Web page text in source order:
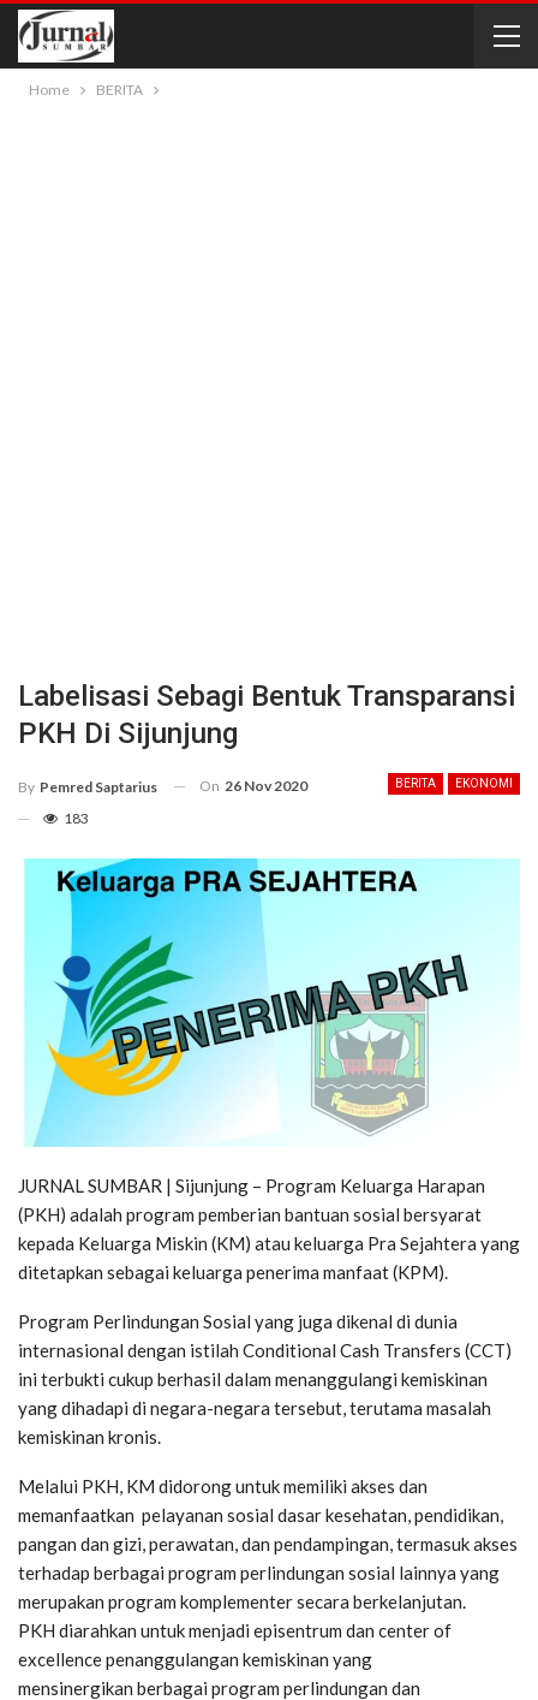
Home BERITA
Labelisasi Sebagi Bentuk Transparansi
PKH Di Sijunjung
BERITA EKONOMI
By Pemred Saptarius On 26 Nov 2020
183
JURNAL SUMBAR | Sijunjung – Program Keluarga Harapan
(PKH) adalah program pemberian bantuan sosial bersyarat
kepada Keluarga Miskin (KM) atau keluarga Pra Sejahtera yang
ditetapkan sebagai keluarga penerima manfaat (KPM).
Program Perlindungan Sosial yang juga dikenal di dunia
internasional dengan istilah Conditional Cash Transfers (CCT)
ini terbukti cukup berhasil dalam menanggulangi kemiskinan
yang dihadapi di negara-negara tersebut, terutama masalah
kemiskinan kronis.
Melalui PKH, KM didorong untuk memiliki akses dan
memanfaatkan pelayanan sosial dasar kesehatan, pendidikan,
pangan dan gizi, perawatan, dan pendampingan, termasuk akses
terhadap berbagai program perlindungan sosial lainnya yang
merupakan program komplementer secara berkelanjutan.
PKH diarahkan untuk menjadi episentrum dan center of
excellence penanggulangan kemiskinan yang
mensinergikan berbagai program perlindungan dan